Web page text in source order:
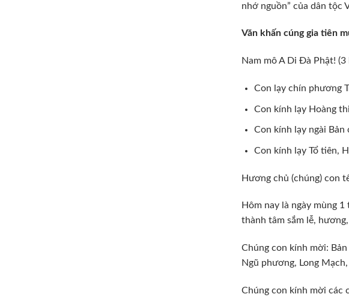
nhớ nguồn” của dân tộc
Văn khấn cúng gia tiên
Nam mô A Di Đà Phật! (3
Con lạy chín phương
Con kính lạy Hoàng
Con kính lạy ngài Bản
Con kính lạy Tổ tiên,
Hương chủ (chúng)
Hôm nay là ngày mùng
thành tâm sắm lễ,
Chúng con kính mời:
Ngũ phương, Long
Chúng con kính mời các